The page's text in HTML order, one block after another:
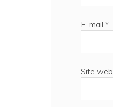
E-mail *
Site web